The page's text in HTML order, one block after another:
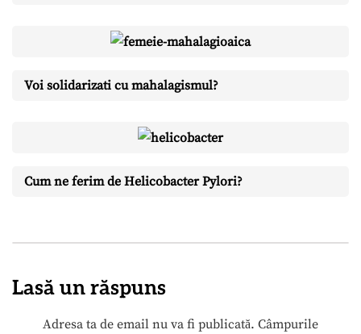
Voi solidarizati cu mahalagismul?
Cum ne ferim de Helicobacter Pylori?
Lasă un răspuns
Adresa ta de email nu va fi publicată. Câmpurile